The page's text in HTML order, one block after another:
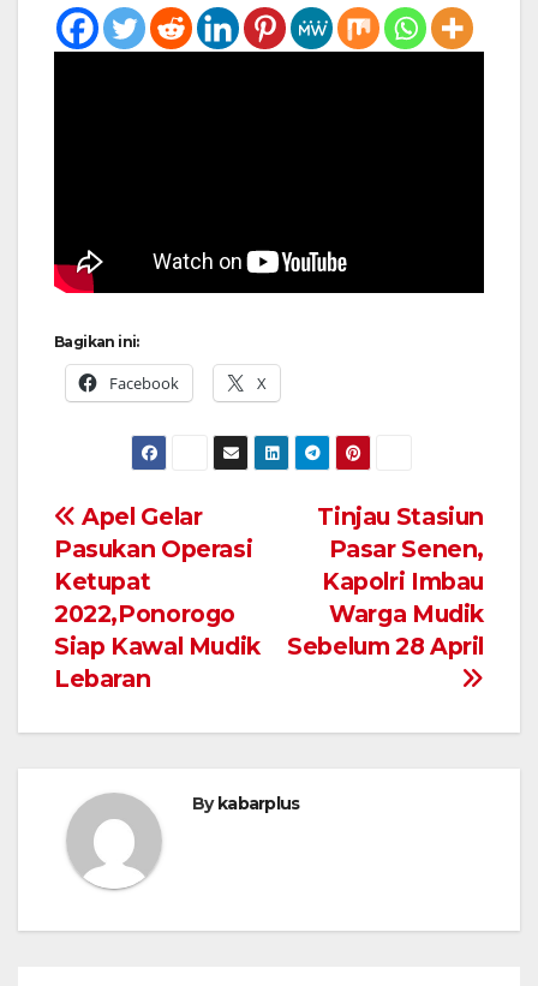
Bagikan ini:
Facebook X
Navigasi
pos
Tinjau Stasiun
Pasar Senen,
Kapolri Imbau
Warga Mudik
Sebelum 28 April
Apel Gelar
Pasukan Operasi
Ketupat
2022,Ponorogo
Siap Kawal Mudik
Lebaran
Bykabarplus